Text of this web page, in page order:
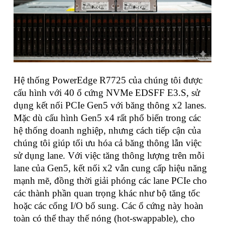
Hệ thống PowerEdge R7725 của chúng tôi được
cấu hình với 40 ổ cứng NVMe EDSFF E3.S, sử
dụng kết nối PCIe Gen5 với băng thông x2 lanes.
Mặc dù cấu hình Gen5 x4 rất phổ biến trong các
hệ thống doanh nghiệp, nhưng cách tiếp cận của
chúng tôi giúp tối ưu hóa cả băng thông lẫn việc
sử dụng lane. Với việc tăng thông lượng trên mỗi
lane của Gen5, kết nối x2 vẫn cung cấp hiệu năng
mạnh mẽ, đồng thời giải phóng các lane PCIe cho
các thành phần quan trọng khác như bộ tăng tốc
hoặc các cổng I/O bổ sung. Các ổ cứng này hoàn
toàn có thể thay thế nóng (hot-swappable), cho